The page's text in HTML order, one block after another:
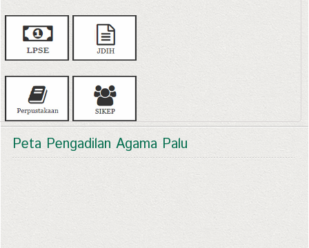
Peta Pengadilan Agama Palu